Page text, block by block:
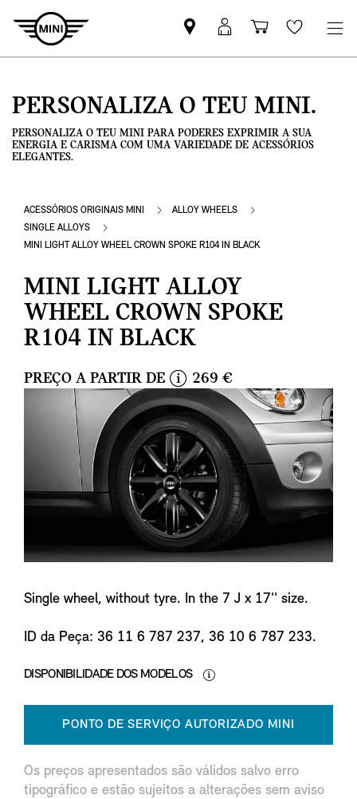
Pesquisar
parceiro
Iniciar
sessão
Carrinho
de
Wishlist
PERSONALIZA O TEU MINI.
PERSONALIZA O TEU MINI PARA PODERES EXPRIMIR A SUA
ENERGIA E CARISMA COM UMA VARIEDADE DE ACESSÓRIOS
ELEGANTES.
ACESSÓRIOS ORIGINAIS MINI
ALLOY WHEELS
SINGLE ALLOYS
MINI LIGHT ALLOY WHEEL CROWN SPOKE R104 IN BLACK
MINI LIGHT ALLOY
WHEEL CROWN SPOKE
R104 IN BLACK
PREÇO A PARTIR DE
i
n
f
o
269 €
Single wheel, without tyre. In the 7 J x 17'' size.
ID da Peça: 36 11 6 787 237, 36 10 6 787 233.
DISPONIBILIDADE DOS MODELOS
PONTO DE SERVIÇO AUTORIZADO MINI
Os preços apresentados são válidos salvo erro
tipográfico e estão sujeitos a alterações sem aviso